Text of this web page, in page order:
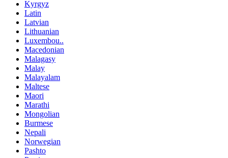
Kyrgyz
Latin
Latvian
Lithuanian
Luxembou..
Macedonian
Malagasy
Malay
Malayalam
Maltese
Maori
Marathi
Mongolian
Burmese
Nepali
Norwegian
Pashto